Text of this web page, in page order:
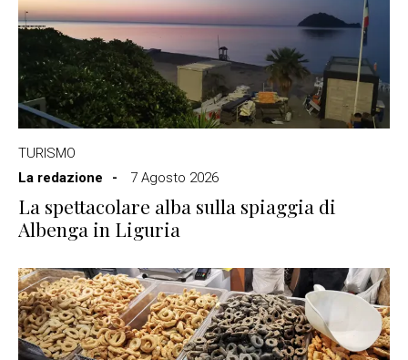
TURISMO
La redazione
7 Agosto 2026
La spettacolare alba sulla spiaggia di
Albenga in Liguria